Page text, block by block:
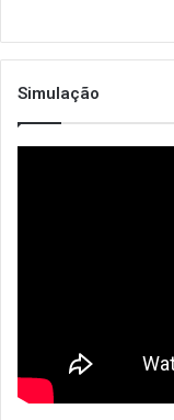
Simulação